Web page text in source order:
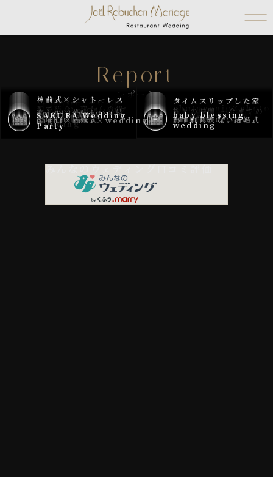
Report
レポート
luminous extraordinary！
celebration 美味しい！結婚式
SPCIAL DAY natural.
ROBUCHON
WEDDING.
Night wedding.
Special day Fam.
ORIGINAL Sunshine
WALTZ My precious
Gift！ AIノカタチ
Sympathy
晴れの日 思い出の場
所で
FUN! STARt
at HOME -家族の団
欒-
色（イロ）彩
Harmony やさしさに包まれて
Dramatic フタリノカタチ
Family wedding memories
感謝を込めて 家族と迎える結婚式
オリジナル Family.
Original.
photogenic×photo
plan
和で紡ぐ、変わらぬ場
所
厳粛な和装前撮り
神前式×シャトーレス
トラン ジョエル・ロブ
ション
優しい笑顔に包まれて
家族との大切な時間 Family×natural.
母の想いを受け継いで
タイムスリップした家
族との時間 ～今までの
感謝を伝えるために～
Memorial Photo European
Special Moments elegant
楽しい×美味しい×結
婚式
refined.
special natural.
small luxury
wedding
June bride.
美味しい結婚式 わすれられない結婚式
night×rose×wedding
baby blessing
wedding
SAKURA Wedding
Party
みんなのウェディング口コミ評価